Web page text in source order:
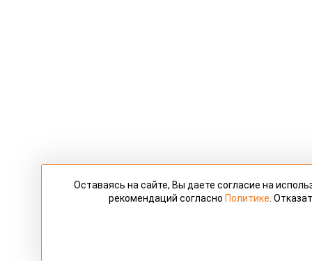
Оставаясь на сайте, Вы даете согласие на
рекомендаций согласно Политике .